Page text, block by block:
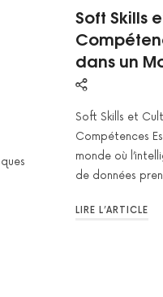
Soft Skills
dans un
Soft Skills et
Compétences
monde où
de données
LIRE L’ARTICLE